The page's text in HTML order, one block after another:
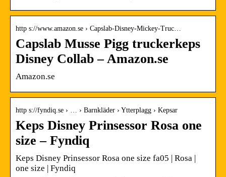
http s://www.amazon.se › Capslab-Disney-Mickey-Truc…
Capslab Musse Pigg truckerkeps
Disney Collab – Amazon.se
Amazon.se
http s://fyndiq.se › … › Barnkläder › Ytterplagg › Kepsar
Keps Disney Prinsessor Rosa one
size – Fyndiq
Keps Disney Prinsessor Rosa one size fa05 | Rosa |
one size | Fyndiq